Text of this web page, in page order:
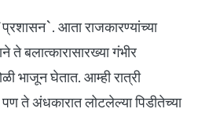
आता राजकारण्यांच्या
बलात्कारासारख्या गंभीर
भाजून घेतात. आम्ही रात्री
पण ते अंधकारात लोटलेल्या पिडीतेच्या